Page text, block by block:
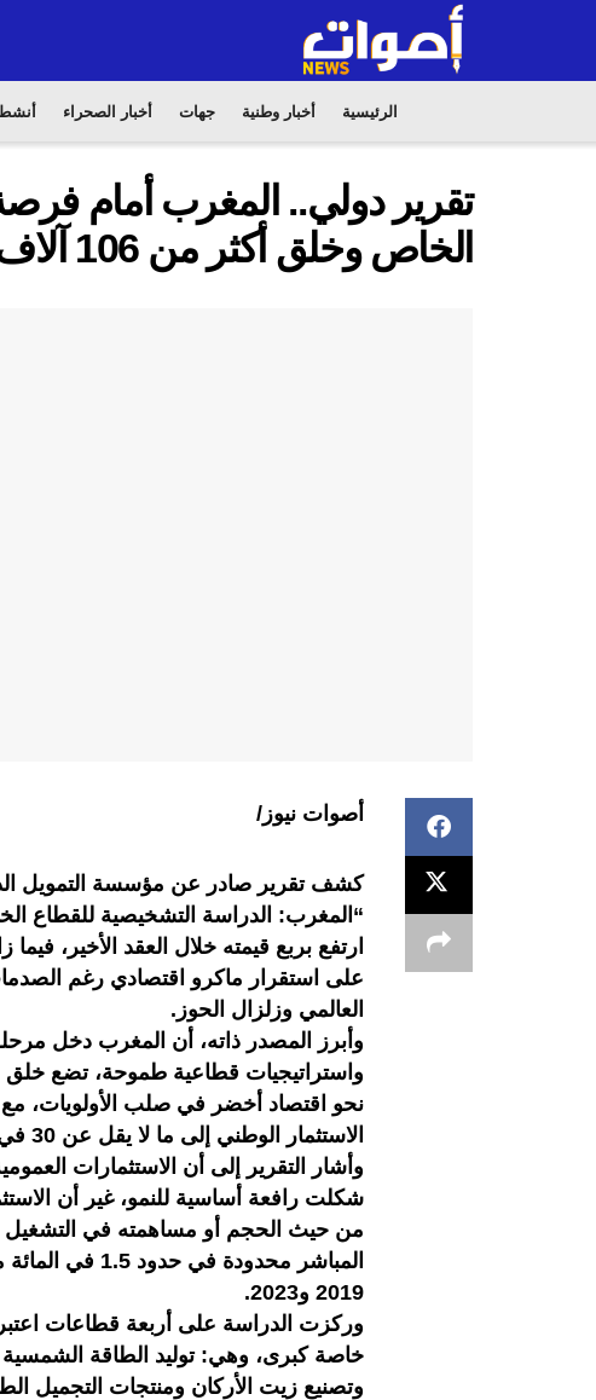
الرئيسية أخبار وطنية جهات أخبار الصحراء
تقرير دولي.. المغرب أمام
الخاص وخلق أكثر من 106 آلاف فرصة شغل
أصوات نيوز/
كشف تقرير صادر عن مؤسسة التمويل
“المغرب: الدراسة التشخيصية للقطاع
على استقرار ماكرو اقتصادي رغم
العالمي وزلزال الحوز.
وأبرز المصدر ذاته، أن المغرب دخل
واستراتيجيات قطاعية طموحة، تضع خلق
نحو اقتصاد أخضر في صلب الأولويات،
الاستثمار الوطني إلى ما لا يقل عن 30 في المائة.
وأشار التقرير إلى أن الاستثمارات
شكلت رافعة أساسية للنمو، غير أن
من حيث الحجم أو مساهمته في التشغيل
المباشر
2019 و2023.
وركزت الدراسة على أربعة قطاعات
خاصة كبرى، وهي: توليد الطاقة الشمسية
وتصنيع زيت الأركان ومنتجات التجميل